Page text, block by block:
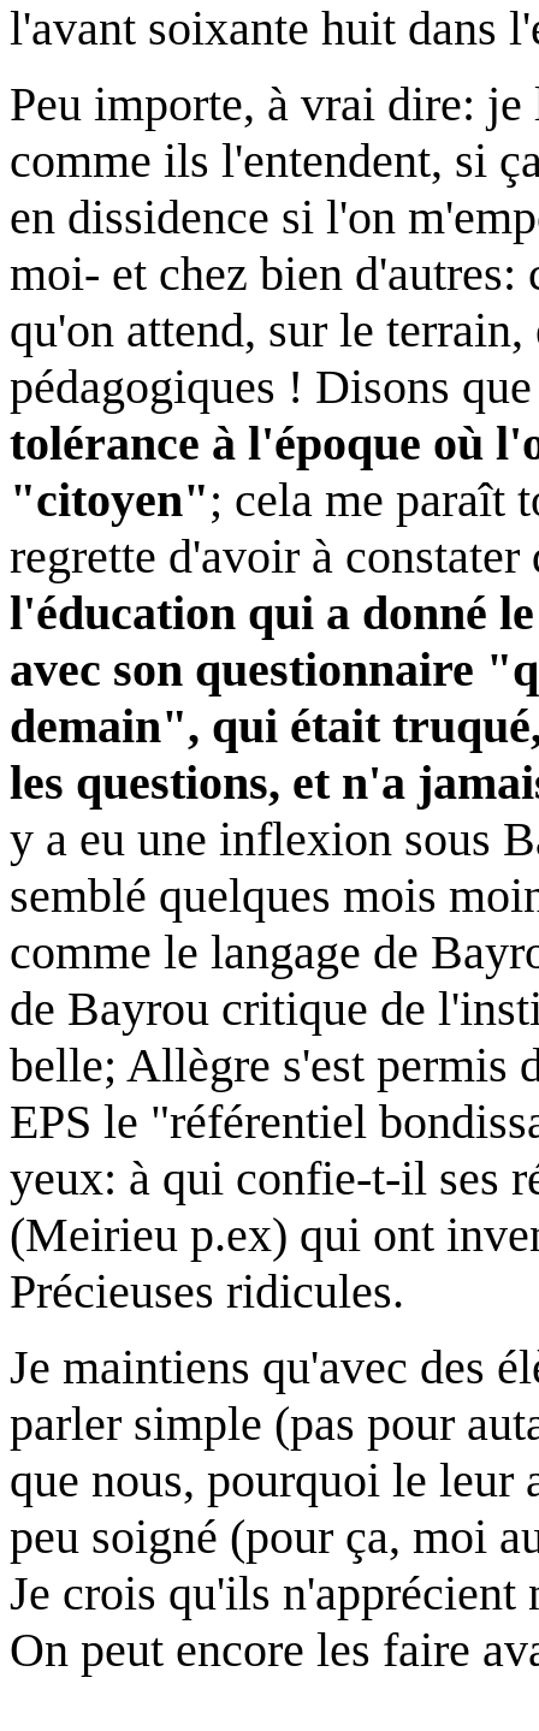
l'avant soixante huit dans
Peu importe, à vrai dire:
comme ils l'entendent, si
en dissidence si l'on
moi- et chez bien d'autres:
qu'on attend, sur le terrain,
pédagogiques ! Disons
tolérance à l'époque où
"citoyen"; cela me paraît
regrette d'avoir à
l'éducation qui a donné
avec son questionnaire
demain", qui était
les questions, et n'a
y a eu une inflexion sous
semblé quelques mois
comme le langage de
de Bayrou critique de
belle; Allègre s'est permis
EPS le "référentiel
yeux: à qui confie-t-il ses
(Meirieu p.ex) qui ont
Précieuses ridicules.
Je maintiens qu'avec des
parler simple (pas pour
que nous, pourquoi le leur
peu soigné (pour ça, moi
Je crois qu'ils n'apprécient
On peut encore les faire